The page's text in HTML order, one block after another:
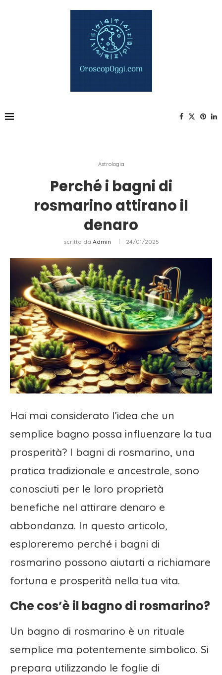
Astrologia
Perché i bagni di
rosmarino attirano il
denaro
scritto da Admin 24/01/2025
Hai mai considerato l’idea che un
semplice bagno possa influenzare la tua
prosperità? I bagni di rosmarino, una
pratica tradizionale e ancestrale, sono
conosciuti per le loro proprietà
benefiche nel attirare denaro e
abbondanza. In questo articolo,
esploreremo perché i bagni di
rosmarino possono aiutarti a richiamare
fortuna e prosperità nella tua vita.
Che cos’è il bagno di rosmarino?
Un bagno di rosmarino è un rituale
semplice ma potentemente simbolico. Si
prepara utilizzando le foglie di